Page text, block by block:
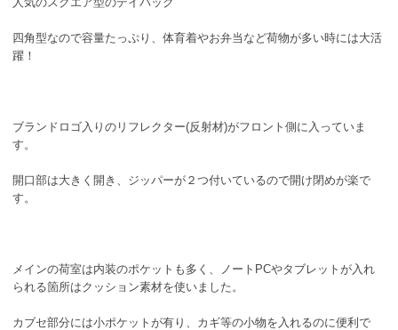
四角型なので容量たっぷり、体育着やお弁当など荷物が多い時には大活
躍！
ブランドロゴ入りのリフレクター(反射材)がフロント側に入っていま
す。
開口部は大きく開き、ジッパーが２つ付いているので開け閉めが楽で
す。
メインの荷室は内装のポケットも多く、ノートPCやタブレットが入れ
られる箇所はクッション素材を使いました。
カブセ部分には小ポケットが有り、カギ等の小物を入れるのに便利で